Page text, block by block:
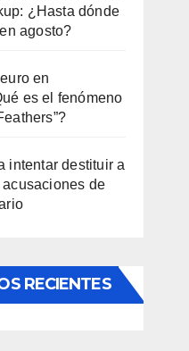
¿Hasta dónde
agosto?
en
es el fenómeno
intentar destituir a
acusaciones de
RECIENTES